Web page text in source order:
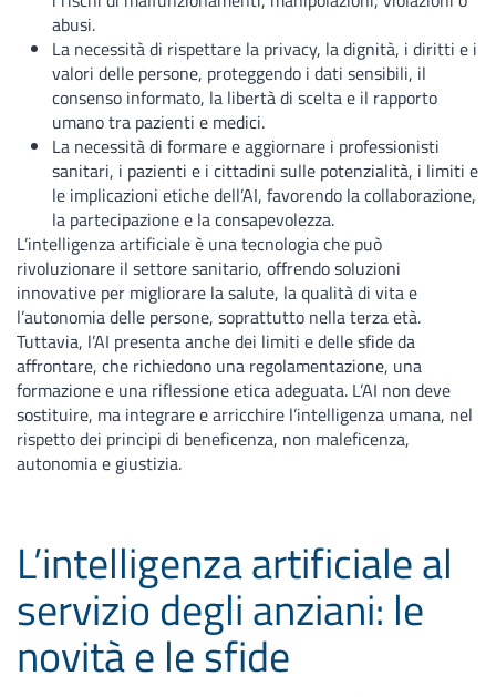
abusi.
La necessità di rispettare la privacy, la dignità, i diritti e i
valori delle persone, proteggendo i dati sensibili, il
consenso informato, la libertà di scelta e il rapporto
umano tra pazienti e medici.
La necessità di formare e aggiornare i professionisti
sanitari, i pazienti e i cittadini sulle potenzialità, i limiti e
le implicazioni etiche dell’AI, favorendo la collaborazione,
la partecipazione e la consapevolezza.
L’intelligenza artificiale è una tecnologia che può
rivoluzionare il settore sanitario, offrendo soluzioni
innovative per migliorare la salute, la qualità di vita e
l’autonomia delle persone, soprattutto nella terza età.
Tuttavia, l’AI presenta anche dei limiti e delle sfide da
affrontare, che richiedono una regolamentazione, una
formazione e una riflessione etica adeguata. L’AI non deve
sostituire, ma integrare e arricchire l’intelligenza umana, nel
rispetto dei principi di beneficenza, non maleficenza,
autonomia e giustizia.
L’intelligenza artificiale al
servizio degli anziani: le
novità e le sfide